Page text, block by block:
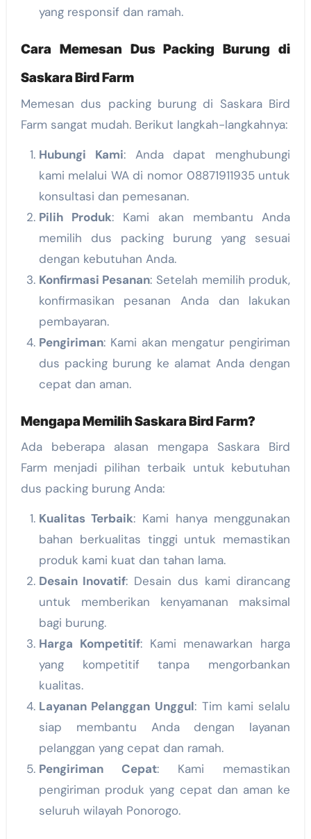
yang responsif dan ramah.
Cara Memesan Dus Packing Burung di
Saskara Bird Farm
Memesan dus packing burung di Saskara Bird
Farm sangat mudah. Berikut langkah-langkahnya:
Hubungi Kami: Anda dapat menghubungi
kami melalui WA di nomor 08871911935 untuk
konsultasi dan pemesanan.
Pilih Produk: Kami akan membantu Anda
memilih dus packing burung yang sesuai
dengan kebutuhan Anda.
Konfirmasi Pesanan: Setelah memilih produk,
konfirmasikan pesanan Anda dan lakukan
pembayaran.
Pengiriman: Kami akan mengatur pengiriman
dus packing burung ke alamat Anda dengan
cepat dan aman.
Mengapa Memilih Saskara Bird Farm?
Ada beberapa alasan mengapa Saskara Bird
Farm menjadi pilihan terbaik untuk kebutuhan
dus packing burung Anda:
Kualitas Terbaik: Kami hanya menggunakan
bahan berkualitas tinggi untuk memastikan
produk kami kuat dan tahan lama.
Desain Inovatif: Desain dus kami dirancang
untuk memberikan kenyamanan maksimal
bagi burung.
Harga Kompetitif: Kami menawarkan harga
yang kompetitif tanpa mengorbankan
kualitas.
Layanan Pelanggan Unggul: Tim kami selalu
siap membantu Anda dengan layanan
pelanggan yang cepat dan ramah.
Pengiriman Cepat: Kami memastikan
pengiriman produk yang cepat dan aman ke
seluruh wilayah Ponorogo.